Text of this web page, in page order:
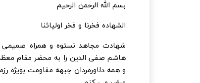
بسم الله الرحمن الرحیم
الشهاده فخرنا و فخر اولیائنا
شهادت مجاهد نستوه و همراه صمیمی
هاشم صفی الدین را به محضر مقام
و همه دلاورمردان جبهه مقاومت بویژه